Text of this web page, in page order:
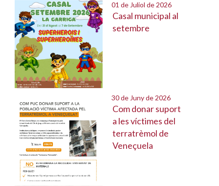
01 de Juliol de 2026
Casal municipal al
setembre
30 de Juny de 2026
Com donar suport
a les víctimes del
terratrèmol de
Veneçuela